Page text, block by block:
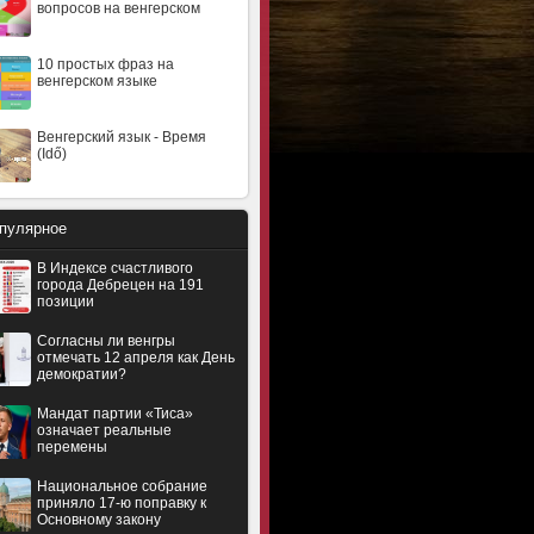
вопросов на венгерском
10 простых фраз на
венгерском языке
Венгерский язык - Время
(Idő)
В Индексе счастливого
города Дебрецен на 191
позиции
Согласны ли венгры
отмечать 12 апреля как День
демократии?
Мандат партии «Тиса»
означает реальные
перемены
Национальное собрание
приняло 17-ю поправку к
Основному закону